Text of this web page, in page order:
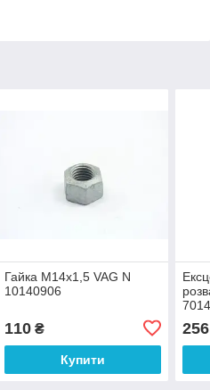
Гайка М14х1,5 VAG N
10140906
110₴
Купити
256